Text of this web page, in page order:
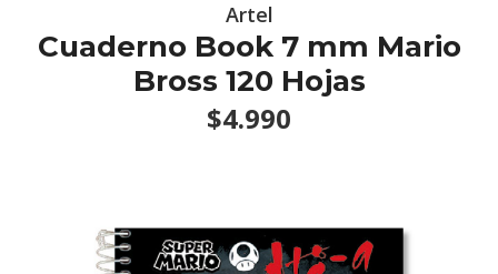
Artel
Cuaderno Book 7 mm Mario
Bross 120 Hojas
$4.990